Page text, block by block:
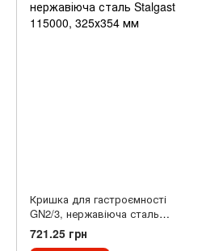
Кришка для гастроємності
GN2/3, нержавіюча сталь
Stalgast 115000, 325х354 мм
721.25 грн